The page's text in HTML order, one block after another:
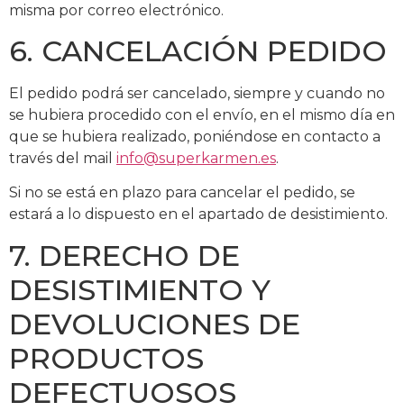
misma por correo electrónico.
6. CANCELACIÓN PEDIDO
El pedido podrá ser cancelado, siempre y cuando no
se hubiera procedido con el envío, en el mismo día en
que se hubiera realizado, poniéndose en contacto a
través del mail info@superkarmen.es.
Si no se está en plazo para cancelar el pedido, se
estará a lo dispuesto en el apartado de desistimiento.
7. DERECHO DE
DESISTIMIENTO Y
DEVOLUCIONES DE
PRODUCTOS
DEFECTUOSOS